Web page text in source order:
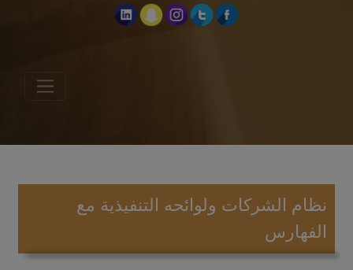
نظام الشركات ولوائحه التنفيذية مع
الفهارس